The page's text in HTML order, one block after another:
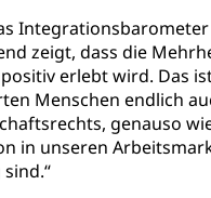
zeigt, dass die
erlebt wird. Das
Menschen endlich
genauso
in unseren